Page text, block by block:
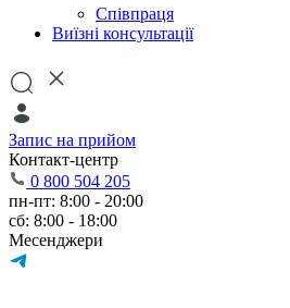
Співпраця
Виїзні консультації
Запис на прийом
Контакт-центр
0 800 504 205
пн-пт: 8:00 - 20:00
сб: 8:00 - 18:00
Месенджери